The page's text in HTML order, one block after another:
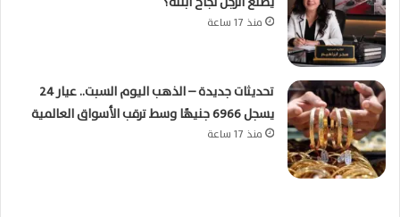
منذ 17 ساعة
تحديثات جديدة – الذهب اليوم السبت.. عيار 24
يسجل 6966 جنيهًا وسط ترقب الأسواق العالمية
منذ 17 ساعة